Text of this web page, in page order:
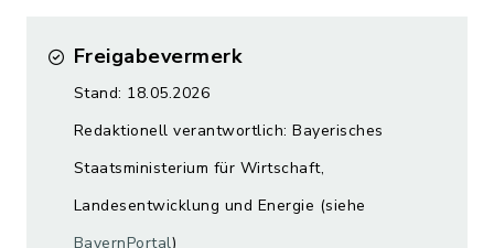
Freigabevermerk
Stand: 18.05.2026
Redaktionell verantwortlich: Bayerisches
Staatsministerium für Wirtschaft,
Landesentwicklung und Energie (siehe
BayernPortal)